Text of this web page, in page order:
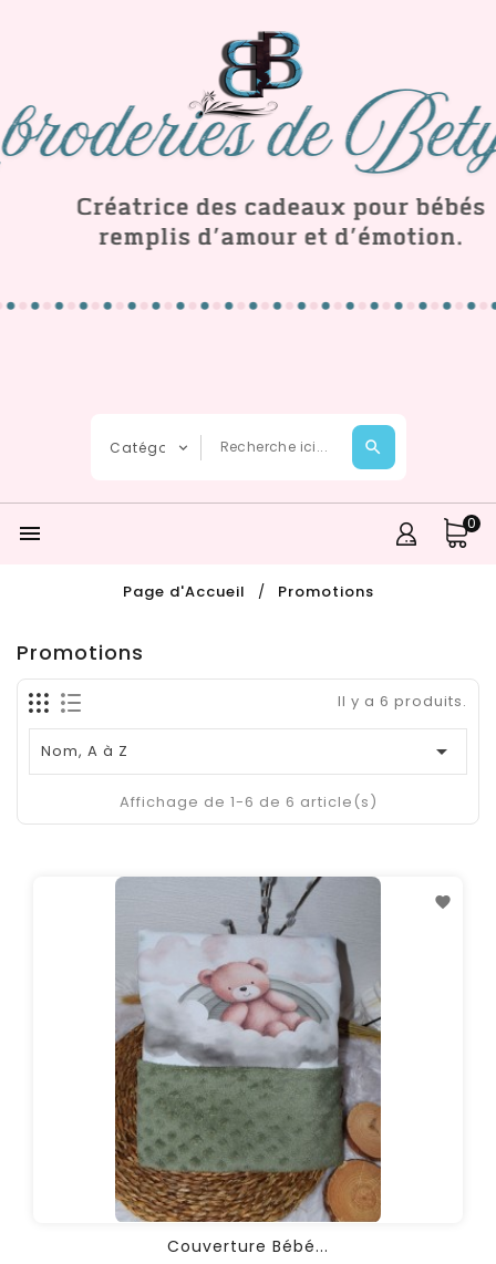
 0
Page d'Accueil Promotions
Promotions
Il y a 6 produits.
Nom, A à Z 
Affichage de 1-6 de 6 article(s)
Couverture Bébé...